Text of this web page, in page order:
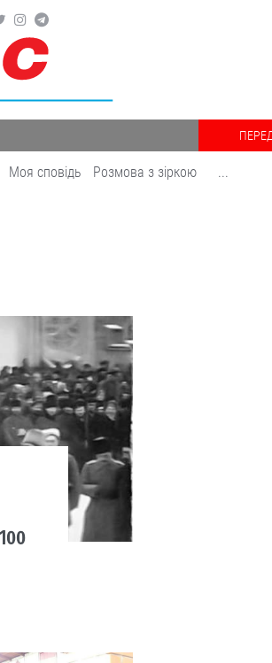
Моя сповідь Розмова з зіркою ...